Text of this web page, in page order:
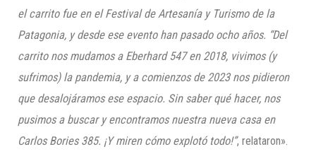
el carrito fue en el Festival de Artesanía y Turismo de la
Patagonia, y desde ese evento han pasado ocho años. “Del
carrito nos mudamos a Eberhard 547 en 2018, vivimos (y
sufrimos) la pandemia, y a comienzos de 2023 nos pidieron
que desalojáramos ese espacio. Sin saber qué hacer, nos
pusimos a buscar y encontramos nuestra nueva casa en
Carlos Bories 385. ¡Y miren cómo explotó todo!”, relataron».